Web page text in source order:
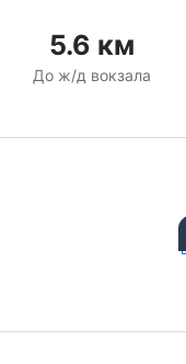
5.6 км
До ж/д вокзала